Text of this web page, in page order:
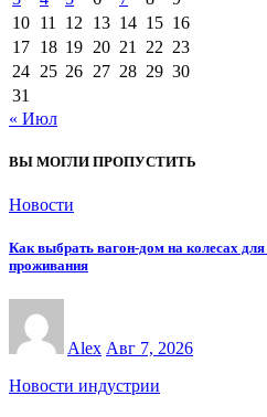
10 11 12 13 14 15 16
17 18 19 20 21 22 23
24 25 26 27 28 29 30
31
« Июл
ВЫ МОГЛИ ПРОПУСТИТЬ
Новости
Как выбрать вагон-дом на колесах для
проживания
Alex Авг 7, 2026
Новости индустрии